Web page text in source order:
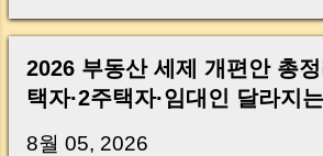
Real Risks and Mistakes to
Key Takeaway 혹시 이런 생각
신가요? “잔금일… 그냥 돈 보내
닌가요?” 하지만 현장에서 보면
습니다. 잔금일은 ‘서류 몇 장 처
2026 부동산 세제 개편안 총
택자·2주택자·임대인 달라지
8월 05, 2026